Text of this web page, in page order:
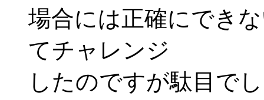
場合には正確にでき
てチャレンジ
したのですが駄目で